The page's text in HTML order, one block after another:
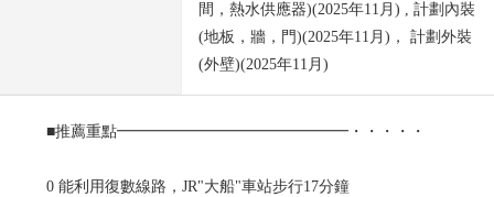
間，熱水供應器)(2025年11月) , 計劃內裝
(地板，牆，門)(2025年11月)， 計劃外裝
(外壁)(2025年11月)
■推薦重點━━━━━━━━━━━━━━━・・・・・
0 能利用復數線路，JR"大船"車站步行17分鐘